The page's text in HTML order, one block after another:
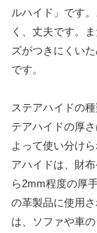
ルハイド」です
く、丈夫です。
ズがつきにくい
です。
ステアハイドの
テアハイドの厚
よって使い分け
アハイドは、財
ら2mm程度の厚
の革製品に使用
は、ソファや車